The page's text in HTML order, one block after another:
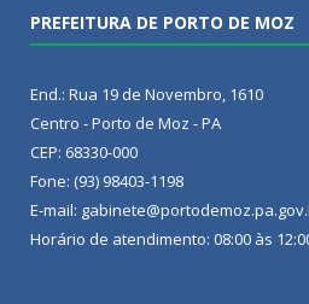
PREFEITURA DE PORTO DE MOZ
End.: Rua 19 de Novembro, 1610
Centro - Porto de Moz - PA
CEP: 68330-000
Fone: (93) 98403-1198
E-mail:
Horário de atendimento: 08:00 às